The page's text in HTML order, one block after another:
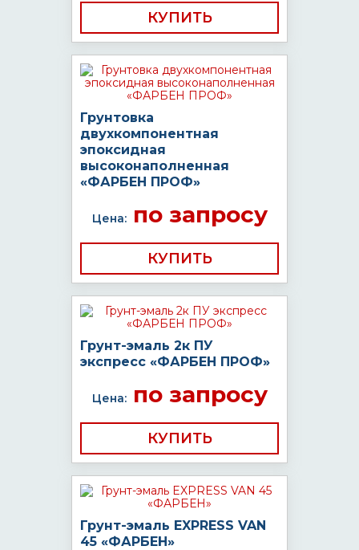
КУПИТЬ
Грунтовка
двухкомпонентная
эпоксидная
высоконаполненная
«ФАРБЕН ПРОФ»
Цена:по запросу
КУПИТЬ
Грунт-эмаль 2к ПУ
экспресс «ФАРБЕН ПРОФ»
Цена:по запросу
КУПИТЬ
Грунт-эмаль EXPRESS VAN
45 «ФАРБЕН»